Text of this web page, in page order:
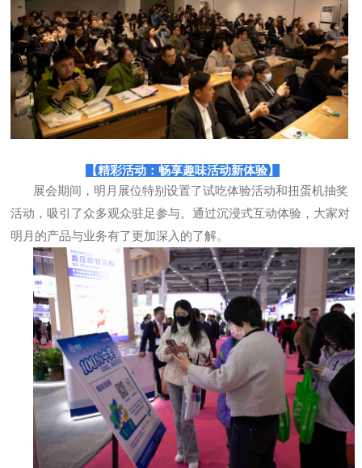
【精彩活动：畅享趣味活动新体验】
展会期间，明 月 展位特别设置了试吃体验活动和扭蛋机抽奖
活动，吸引了众多观众驻足参与。通过沉浸式互动体验，大家对
明月的产品与业务有了更加深入的了解。